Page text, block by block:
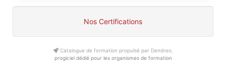
Nos Certifications
Catalogue de formation propulsé par Dendreo,
progiciel dédié pour les organismes de formation